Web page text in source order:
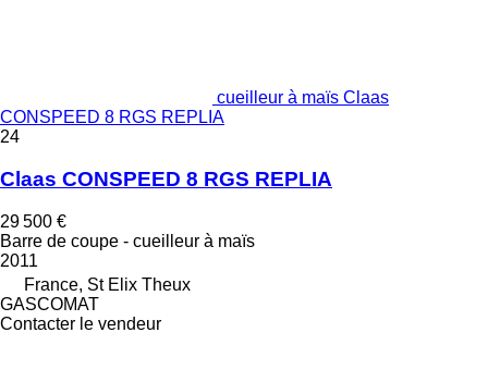
cueilleur à maïs Claas
CONSPEED 8 RGS REPLIA
24
Claas CONSPEED 8 RGS REPLIA
29 500 €
Barre de coupe - cueilleur à maïs
2011
France, St Elix Theux
GASCOMAT
Contacter le vendeur